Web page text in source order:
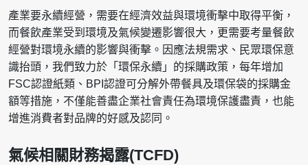
產業要永續經營，需要在經濟效益與環境衝擊中取得平衡，
而餐飲產業受到環境及氣候變遷影響很大，更需要考量餐飲
經營對環境永續的影響與衝擊。因應法規需求、民眾環保意
識抬頭，我們致力於「環保永續」的採購政策，每年增加
FSC認證紙類、BPI認證可分解外帶餐具及環保袋的採購金
額等措施，不僅能善盡企業社會責任為環境保護盡責，也能
增進消費者對品牌的好感及認同。
氣候相關財務揭露(TCFD)